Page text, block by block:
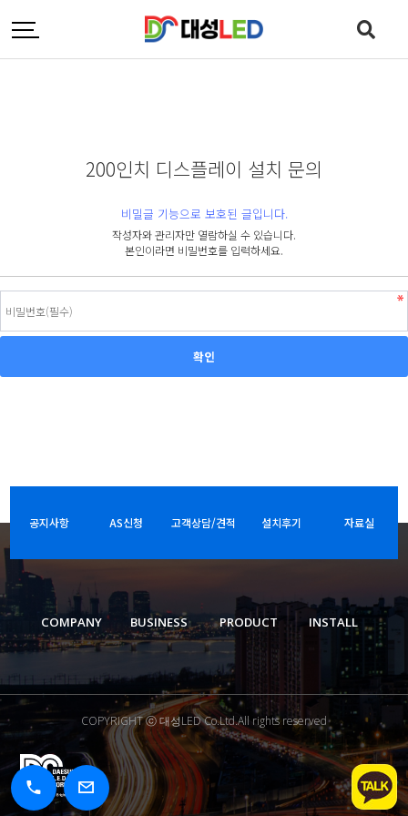
200인치 디스플레이 설치 문의
비밀글 기능으로 보호된 글입니다.
작성자와 관리자만 열람하실 수 있습니다.
본인이라면 비밀번호를 입력하세요.
공지사항 AS신청 고객상담/견적 설치후기 자료실
COMPANY BUSINESS PRODUCT INSTALL
COPYRIGHT ⓒ 대성LED Co.Ltd.All rights reserved